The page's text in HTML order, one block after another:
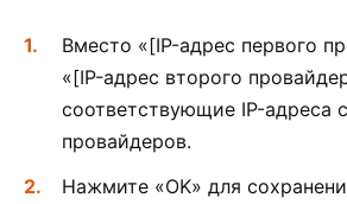
Вместо «[IP-адрес первого
«[IP-адрес второго
соответствующие IP-адреса
провайдеров.
Нажмите «OK» для